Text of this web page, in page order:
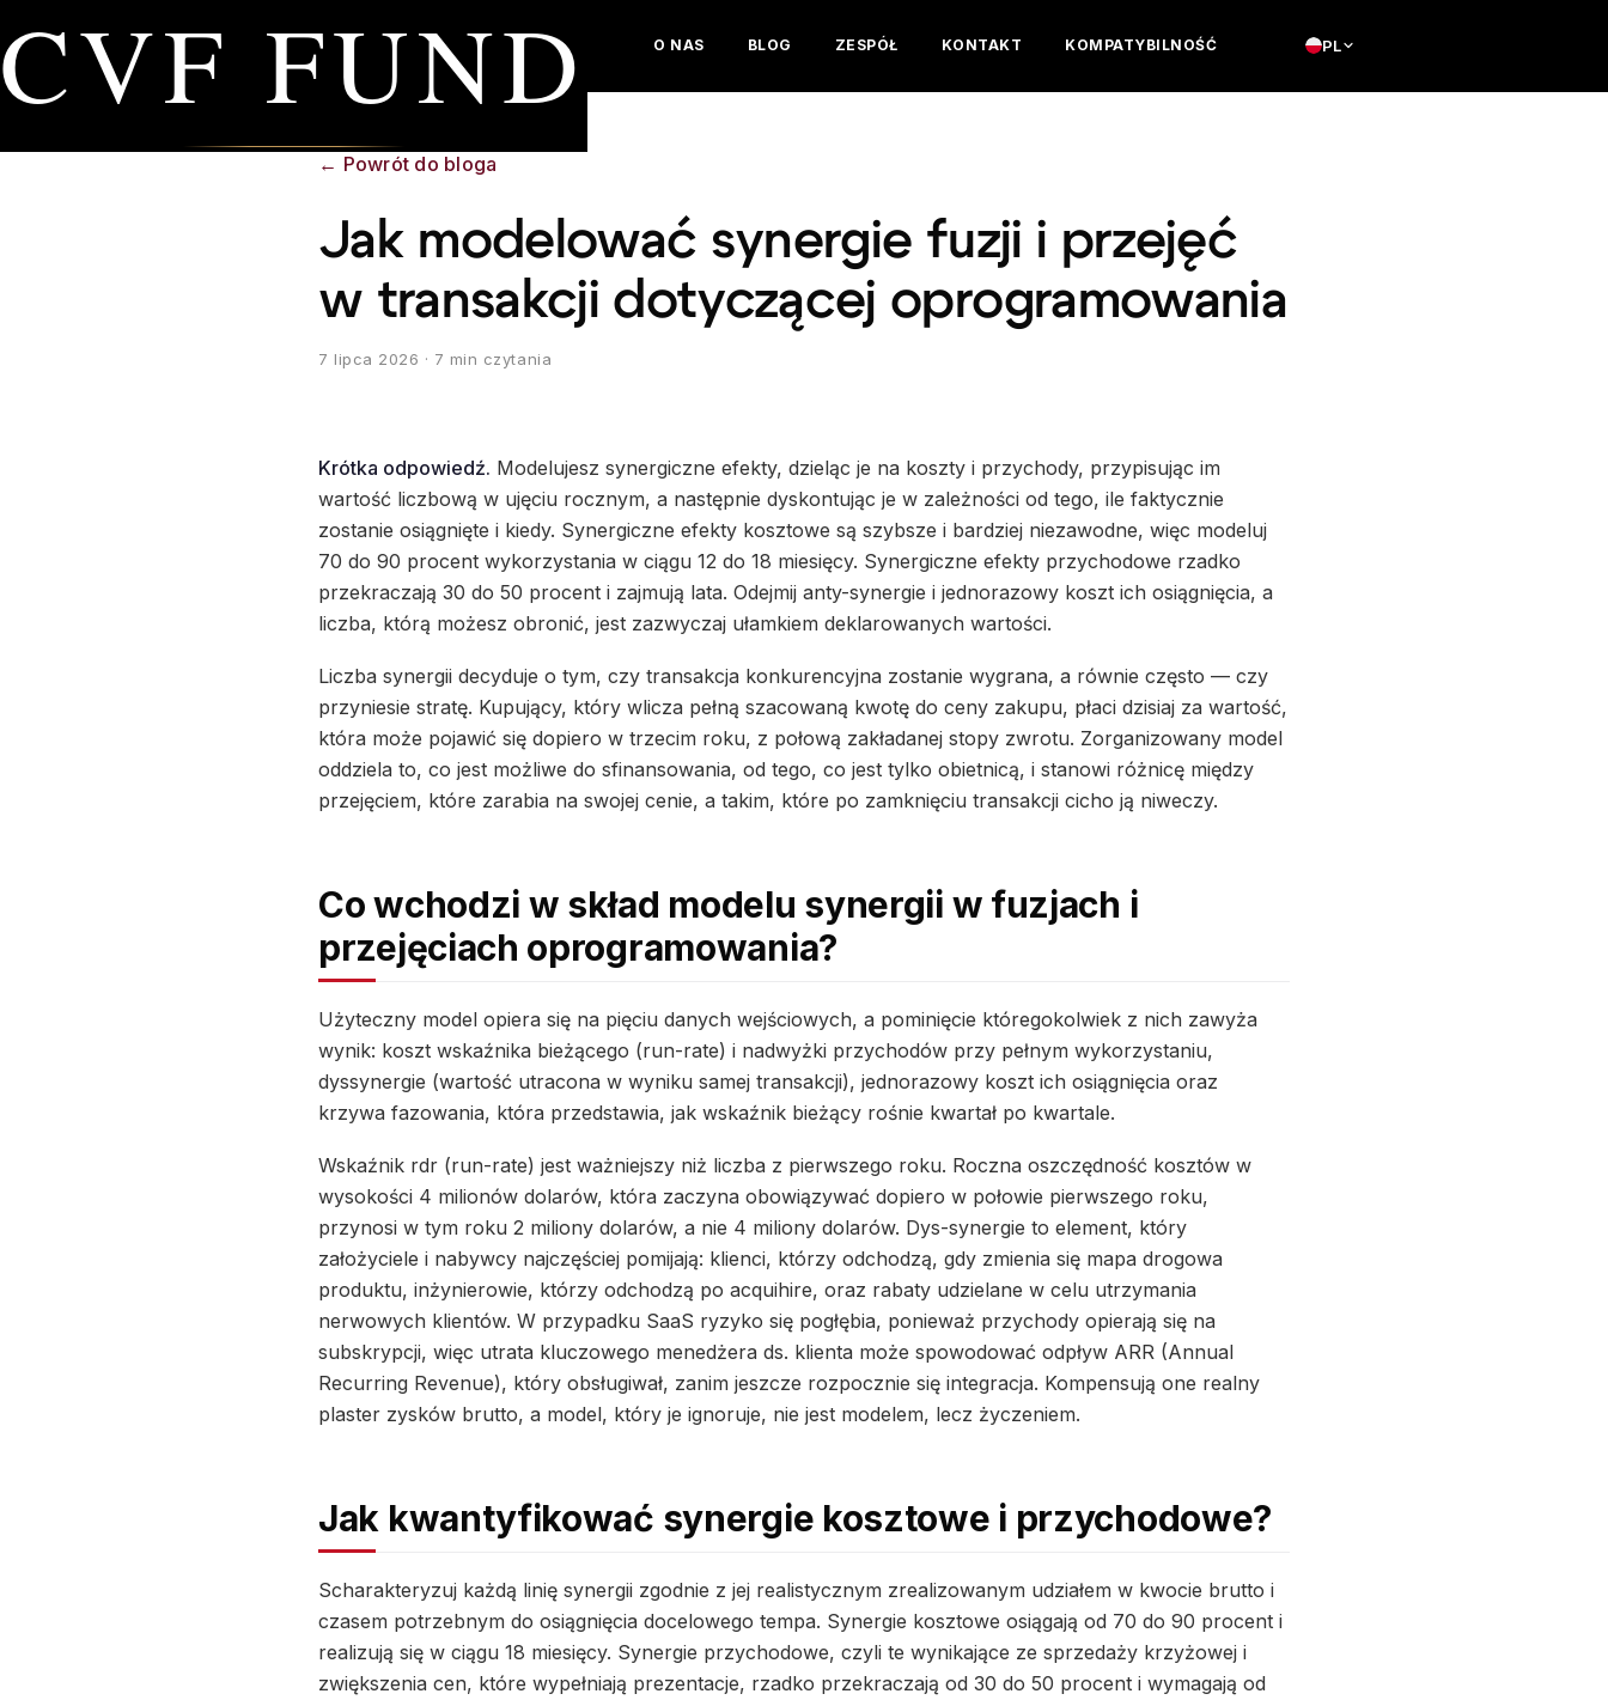
CVF FUND PL
O NAS BLOG ZESPÓŁ KONTAKT KOMPATYBILNOŚĆ
← Powrót do bloga
Jak modelować synergie fuzji i przejęć
w transakcji dotyczącej oprogramowania
7 lipca 2026 · 7 min czytania
Krótka odpowiedź. Modelujesz synergiczne efekty, dzieląc je na koszty i przychody, przypisując im
wartość liczbową w ujęciu rocznym, a następnie dyskontując je w zależności od tego, ile faktycznie
zostanie osiągnięte i kiedy. Synergiczne efekty kosztowe są szybsze i bardziej niezawodne, więc modeluj
70 do 90 procent wykorzystania w ciągu 12 do 18 miesięcy. Synergiczne efekty przychodowe rzadko
przekraczają 30 do 50 procent i zajmują lata. Odejmij anty-synergie i jednorazowy koszt ich osiągnięcia, a
liczba, którą możesz obronić, jest zazwyczaj ułamkiem deklarowanych wartości.
Liczba synergii decyduje o tym, czy transakcja konkurencyjna zostanie wygrana, a równie często — czy
przyniesie stratę. Kupujący, który wlicza pełną szacowaną kwotę do ceny zakupu, płaci dzisiaj za wartość,
która może pojawić się dopiero w trzecim roku, z połową zakładanej stopy zwrotu. Zorganizowany model
oddziela to, co jest możliwe do sfinansowania, od tego, co jest tylko obietnicą, i stanowi różnicę między
przejęciem, które zarabia na swojej cenie, a takim, które po zamknięciu transakcji cicho ją niweczy.
Co wchodzi w skład modelu synergii w fuzjach i
przejęciach oprogramowania?
Użyteczny model opiera się na pięciu danych wejściowych, a pominięcie któregokolwiek z nich zawyża
wynik: koszt wskaźnika bieżącego (run-rate) i nadwyżki przychodów przy pełnym wykorzystaniu,
dyssynergie (wartość utracona w wyniku samej transakcji), jednorazowy koszt ich osiągnięcia oraz
krzywa fazowania, która przedstawia, jak wskaźnik bieżący rośnie kwartał po kwartale.
Wskaźnik rdr (run-rate) jest ważniejszy niż liczba z pierwszego roku. Roczna oszczędność kosztów w
wysokości 4 milionów dolarów, która zaczyna obowiązywać dopiero w połowie pierwszego roku,
przynosi w tym roku 2 miliony dolarów, a nie 4 miliony dolarów. Dys-synergie to element, który
założyciele i nabywcy najczęściej pomijają: klienci, którzy odchodzą, gdy zmienia się mapa drogowa
produktu, inżynierowie, którzy odchodzą po acquihire, oraz rabaty udzielane w celu utrzymania
nerwowych klientów. W przypadku SaaS ryzyko się pogłębia, ponieważ przychody opierają się na
subskrypcji, więc utrata kluczowego menedżera ds. klienta może spowodować odpływ ARR (Annual
Recurring Revenue), który obsługiwał, zanim jeszcze rozpocznie się integracja. Kompensują one realny
plaster zysków brutto, a model, który je ignoruje, nie jest modelem, lecz życzeniem.
Jak kwantyfikować synergie kosztowe i przychodowe?
Scharakteryzuj każdą linię synergii zgodnie z jej realistycznym zrealizowanym udziałem w kwocie brutto i
czasem potrzebnym do osiągnięcia docelowego tempa. Synergie kosztowe osiągają od 70 do 90 procent i
realizują się w ciągu 18 miesięcy. Synergie przychodowe, czyli te wynikające ze sprzedaży krzyżowej i
zwiększenia cen, które wypełniają prezentacje, rzadko przekraczają od 30 do 50 procent i wymagają od